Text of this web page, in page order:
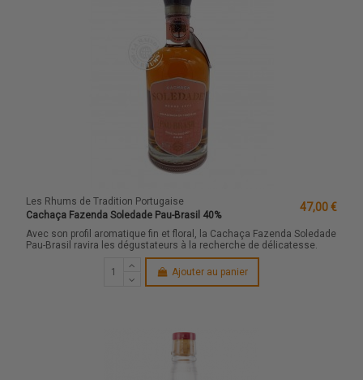
Les Rhums de Tradition Portugaise
Cachaça Fazenda Soledade Pau-Brasil 40%
47,00 €
Avec son profil aromatique fin et floral, la Cachaça Fazenda Soledade
Pau-Brasil ravira les dégustateurs à la recherche de délicatesse.
Ajouter au panier